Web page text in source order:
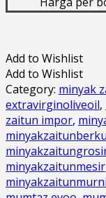
Add to Wishlist
Add to Wishlist
Category: minyak
extravirginoliveoil,
zaitun impor,
minyakzaitunmesir
minyakzaitunmurni